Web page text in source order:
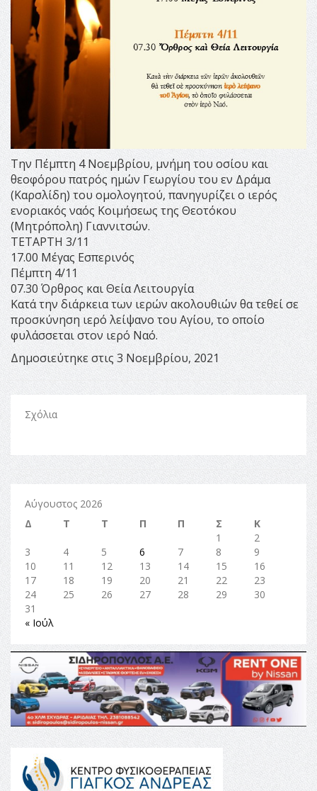
Την Πέμπτη 4 Νοεμβρίου, μνήμη του οσίου και
θεοφόρου πατρός ημών Γεωργίου του εν Δράμα
(Καρσλίδη) του ομολογητού, πανηγυρίζει ο ιερός
ενοριακός ναός Κοιμήσεως της Θεοτόκου
(Μητρόπολη) Γιαννιτσών.
ΤΕΤΑΡΤΗ 3/11
17.00 Μέγας Εσπερινός
Πέμπτη 4/11
07.30 Όρθρος και Θεία Λειτουργία
Κατά την διάρκεια των ιερών ακολουθιών θα τεθεί σε
προσκύνηση ιερό λείψανο του Αγίου, το οποίο
φυλάσσεται στον ιερό Ναό.
Δημοσιεύτηκε στις 3 Νοεμβρίου, 2021
Σχόλια
Αύγουστος 2026
Δ
Τ Τ Π Π Σ
Κ
1
2
3
4 5 6 7 8
9
10
11 12 13 14 15
16
17
18 19 20 21 22
23
24
25 26 27 28 29
30
31
« Ιούλ